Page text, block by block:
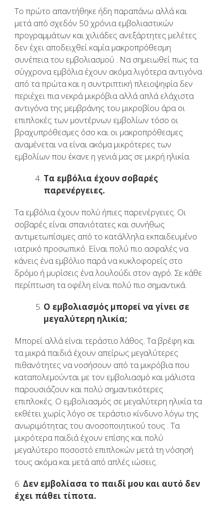
Το πρώτο απαντήθηκε ήδη παραπάνω αλλά και
μετά από σχεδόν 50 χρόνια εμβολιαστικών
προγραμμάτων και χιλιάδες ανεξάρτητες μελέτες
δεν έχει αποδειχθεί καμία μακροπρόθεσμη
συνέπεια του εμβολιασμού . Να σημειωθεί πως τα
σύγχρονα εμβόλια έχουν ακόμα λιγότερα αντιγόνα
από τα πρώτα και η συντριπτική πλειοψηφία δεν
περιέχει πια νεκρά μικρόβια αλλά απλά ελάχιστα
αντιγόνα της μεμβράνης του μικροβίου άρα οι
επιπλοκές των μοντέρνων εμβολίων τόσο οι
βραχυπρόθεσμες όσο και οι μακροπρόθεσμες
αναμένεται να είναι ακόμα μικρότερες των
εμβολίων που έκανε η γενιά μας σε μικρή ηλικία.
Τα εμβόλια έχουν σοβαρές
παρενέργειες.
Τα εμβόλια έχουν πολύ ήπιες παρενέργειες. Οι
σοβαρές είναι σπανιότατες και συνήθως
αντιμετωπίσιμες από το κατάλληλα εκπαιδευμένο
ιατρικό προσωπικό. Είναι πολύ πιο ασφαλές να
κάνεις ένα εμβόλιο παρά να κυκλοφορείς στο
δρόμο ή μυρίσεις ένα λουλούδι στον αγρό. Σε κάθε
περίπτωση τα οφέλη είναι πολύ πιο σημαντικά.
Ο εμβολιασμός μπορεί να γίνει σε
μεγαλύτερη ηλικία;
Μπορεί αλλά είναι τεράστιο λάθος. Τα βρέφη και
τα μικρά παιδιά έχουν απείρως μεγαλύτερες
πιθανότητες να νοσήσουν από τα μικρόβια που
καταπολεμούνται με τον εμβολιασμό και μάλιστα
παρουσιάζουν και πολύ σημαντικότερες
επιπλοκές. Ο εμβολιασμός σε μεγαλύτερη ηλικία τα
εκθέτει χωρίς λόγο σε τεράστιο κίνδυνο λόγω της
ανωριμότητας του ανοσοποιητικού τους . Τα
μικρότερα παιδιά έχουν επίσης και πολύ
μεγαλύτερο ποσοστό επιπλοκών μετά τη νόσησή
τους ακόμα και μετά από απλές ιώσεις.
6. Δεν εμβολίασα το παιδί μου και αυτό δεν
έχει πάθει τίποτα.